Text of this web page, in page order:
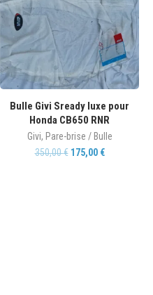
Bulle Givi Sready luxe pour
Honda CB650 RNR
Givi, Pare-brise / Bulle
350,00€ 175,00 €